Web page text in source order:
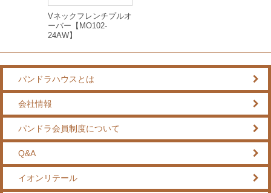
Vネックフレンチプルオ
ーバー【MO102-
24AW】
パンドラハウスとは
会社情報
パンドラ会員制度について
Q&A
イオンリテール